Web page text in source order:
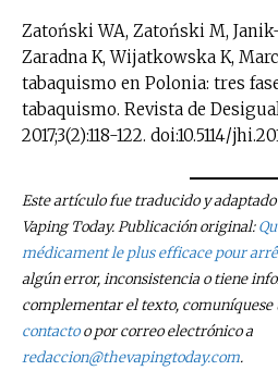
Zatoński WA, Zatoński M,
Zaradna K, Wijatkowska K,
tabaquismo en Polonia: tres
tabaquismo. Revista de
2017;3(2):118-122. doi:10.5114/
Este artículo fue traducido y
Vaping Today. Publicación original:
médicament le plus efficace pour
algún error, inconsistencia o tiene
complementar el texto,
contactoo por correo electrónico a
redaccion@thevapingtoday.com.